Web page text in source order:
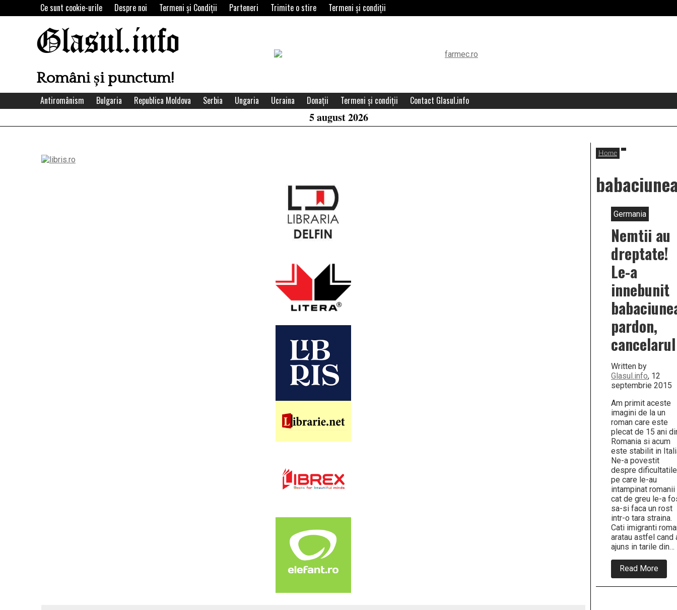
to
Ce sunt cookie-urile Despre noi Termeni şi Condiţii Parteneri Trimite o stire Termeni și condiții
Glasul.info
Români și punctum!
Header
Area
Antiromânism Bulgaria Republica Moldova Serbia Ungaria Ucraina Donații Termeni și condiții Contact Glasul.info
5 august 2026
Home
Germania
Nemtii au
dreptate!
Le-a
innebunit
pardon,
cancelarul
Written by
Glasul.info, 12
septembrie 2015
Am primit aceste
imagini de la un
roman care este
plecat de 15 ani
Romania si acum
este stabilit in
Ne-a povestit
despre dificultatile
pe care le-au
intampinat
cat de greu le-a
sa-si faca un rost
intr-o tara straina.
Cati imigranti
aratau astfel cand
ajuns in tarile din…
Read More
au
Left
Asides